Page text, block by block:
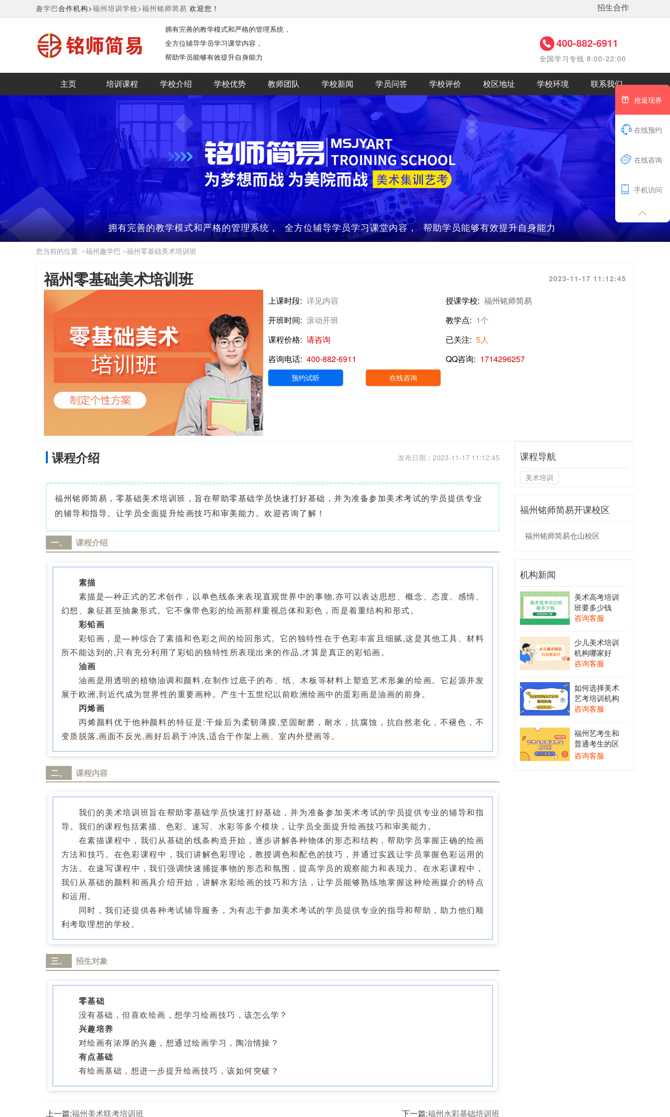
趣学巴合作机构>福州培训学校>福州铭师简易 欢迎您！ 招生合作
拥有完善的教学模式和严格的管理系统，
全方位辅导学员学习课堂内容，
帮助学员能够有效提升自身能力
400-882-6911
全国学习专线 8:00-22:00
主页 培训课程 学校介绍 学校优势 教师团队 学校新闻 学员问答 学校评价 校区地址 学校环境 联系我们
拥有完善的教学模式和严格的管理系统， 全方位辅导学员学习课堂内容， 帮助学员能够有效提升自身能力
您当前的位置: >福州趣学巴 >福州零基础美术培训班
福州零基础美术培训班 2023-11-17 11:12:45
上课时段: 详见内容
开班时间: 滚动开班
课程价格: 请咨询
咨询电话: 400-882-6911
预约试听 在线咨询
授课学校: 福州铭师简易
教学点: 1个
已关注: 5人
QQ咨询: 1714296257
课程介绍 发布日期：2023-11-17 11:12:45
福州铭师简易，零基础美术培训班，旨在帮助零基础学员快速打好基础，并为准备参加美术考试的学员提供专业
的辅导和指导。让学员全面提升绘画技巧和审美能力。欢迎咨询了解！
一、 课程介绍
素描
素描是—种正式的艺术创作，以单色线条来表现直观世界中的事物,亦可以表达思想、概念、态度、感情、
幻想、象征甚至抽象形式。它不像带色彩的绘画那样重视总体和彩色，而是着重结构和形式。
彩铅画
彩铅画，是—种综合了素描和色彩之间的绘回形式。它的独特性在于色彩丰富且细腻,这是其他工具、材料
所不能达到的,只有充分利用了彩铅的独特性所表现出来的作品,才算是真正的彩铅画。
油画
油画是用透明的植物油调和颜料,在制作过底子的布、纸、木板等材料上塑造艺术形象的绘画。它起源并发
展于欧洲,到近代成为世界性的重要画种。产生十五世纪以前欧洲绘画中的蛋彩画是油画的前身。
丙烯画
丙烯颜料优于他种颜料的特征是:干燥后为柔韧薄膜,坚固耐磨，耐水，抗腐蚀，抗自然老化，不褪色，不
变质脱落,画面不反光,画好后易于冲洗,适合于作架上画、室内外壁画等。
二、 课程内容
我们的美术培训班旨在帮助零基础学员快速打好基础，并为准备参加美术考试的学员提供专业的辅导和指
导。我们的课程包括素描、色彩、速写、水彩等多个模块，让学员全面提升绘画技巧和审美能力。
在素描课程中，我们从基础的线条构造开始，逐步讲解各种物体的形态和结构，帮助学员掌握正确的绘画
方法和技巧。在色彩课程中，我们讲解色彩理论，教授调色和配色的技巧，并通过实践让学员掌握色彩运用的
方法。在速写课程中，我们强调快速捕捉事物的形态和氛围，提高学员的观察能力和表现力。在水彩课程中，
我们从基础的颜料和画具介绍开始，讲解水彩绘画的技巧和方法，让学员能够熟练地掌握这种绘画媒介的特点
和运用。
同时，我们还提供各种考试辅导服务，为有志于参加美术考试的学员提供专业的指导和帮助，助力他们顺
利考取理想的学校。
三、 招生对象
零基础
没有基础，但喜欢绘画，想学习绘画技巧，该怎么学？
兴趣培养
对绘画有浓厚的兴趣，想通过绘画学习，陶冶情操？
有点基础
有绘画基础，想进一步提升绘画技巧，该如何突破？
上一篇:福州美术联考培训班 下一篇:福州水彩基础培训班
课程导航
美术培训
福州铭师简易开课校区
福州铭师简易仓山校区
机构新闻
美术高考培训
班要多少钱
咨询客服
少儿美术培训
机构哪家好
咨询客服
如何选择美术
艺考培训机构
咨询客服
福州艺考生和
普通考生的区
别-报艺考好不
咨询客服
 抢返现券
 在线预约

1 在线咨询
 手机访问